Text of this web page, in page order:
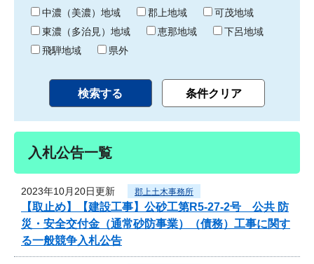
中濃（美濃）地域
郡上地域
可茂地域
東濃（多治見）地域
恵那地域
下呂地域
飛騨地域
県外
入札公告一覧
2023年10月20日更新 郡上土木事務所
【取止め】【建設工事】公砂工第R5-27-2号 公共 防
災・安全交付金（通常砂防事業）（債務）工事に関す
る一般競争入札公告